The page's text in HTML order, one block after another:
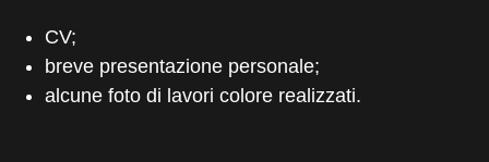
CV;
breve presentazione personale;
alcune foto di lavori colore realizzati.